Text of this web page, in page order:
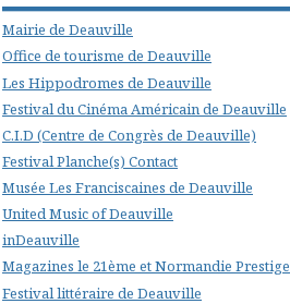
Mairie de Deauville
Office de tourisme de Deauville
Les Hippodromes de Deauville
Festival du Cinéma Américain de Deauville
C.I.D (Centre de Congrès de Deauville)
Festival Planche(s) Contact
Musée Les Franciscaines de Deauville
United Music of Deauville
inDeauville
Magazines le 21ème et Normandie Prestige
Festival littéraire de Deauville